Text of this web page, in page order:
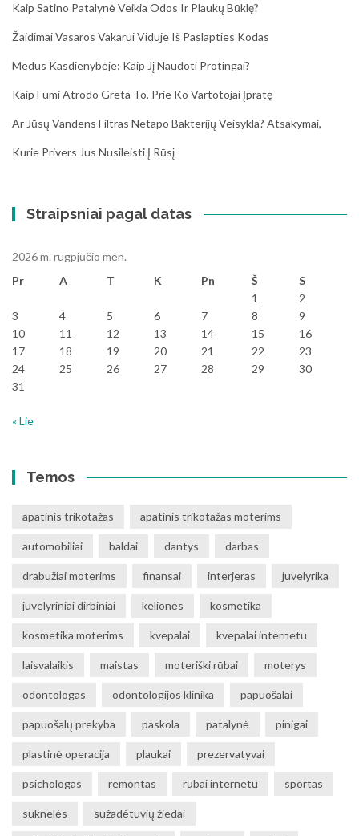
Kaip Satino Patalynė Veikia Odos Ir Plaukų Būklę?
Žaidimai Vasaros Vakarui Viduje Iš Paslapties Kodas
Medus Kasdienybėje: Kaip Jį Naudoti Protingai?
Kaip Fumi Atrodo Greta To, Prie Ko Vartotojai Įpratę
Ar Jūsų Vandens Filtras Netapo Bakterijų Veisykla? Atsakymai,
Kurie Privers Jus Nusileisti Į Rūsį
Straipsniai pagal datas
2026 m. rugpjūčio mėn.
Pr
A T K Pn Š
S
1
2
3
4 5 6 7 8
9
10
11 12 13 14 15
16
17
18 19 20 21 22
23
24
25 26 27 28 29
30
31
« Lie
Temos
apatinis trikotažas apatinis trikotažas moterims
automobiliai baldai dantys darbas
drabužiai moterims finansai interjeras juvelyrika
juvelyriniai dirbiniai kelionės kosmetika
kosmetika moterims kvepalai kvepalai internetu
laisvalaikis maistas moteriški rūbai moterys
odontologas odontologijos klinika papuošalai
papuošalų prekyba paskola patalynė pinigai
plastinė operacija plaukai prezervatyvai
psichologas remontas rūbai internetu sportas
suknelės sužadėtuvių žiedai